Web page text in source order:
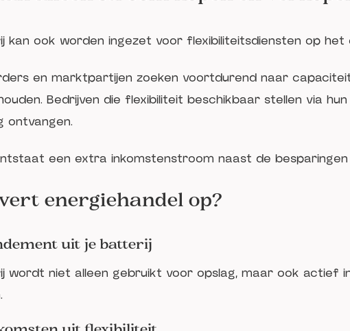
kan ook worden ingezet voor flexibiliteitsdiensten op
en marktpartijen zoeken voortdurend naar
Bedrijven die flexibiliteit beschikbaar stellen via
ontvangen.
een extra inkomstenstroom naast de
energiehandel op?
uit je batterij
wordt niet alleen gebruikt voor opslag, maar ook actief